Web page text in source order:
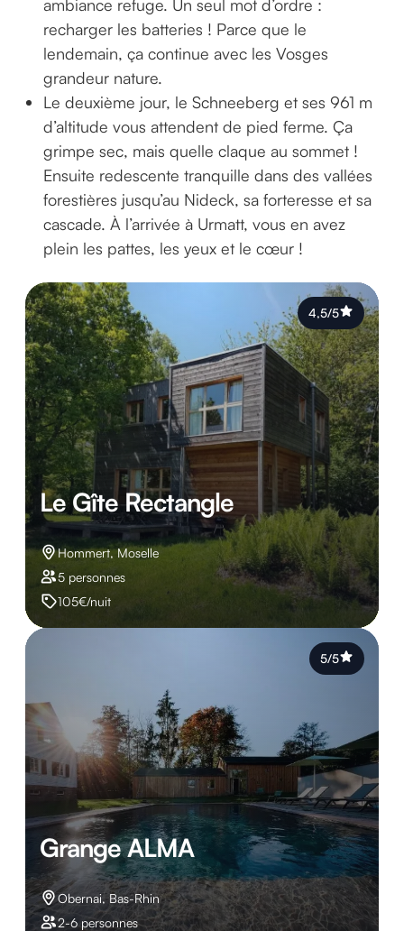
ambiance refuge. Un seul mot d’ordre :
recharger les batteries ! Parce que le
lendemain, ça continue avec les Vosges
grandeur nature.
Le deuxième jour, le Schneeberg et ses 961 m
d’altitude vous attendent de pied ferme. Ça
grimpe sec, mais quelle claque au sommet !
Ensuite redescente tranquille dans des vallées
forestières jusqu’au Nideck, sa forteresse et sa
cascade. À l’arrivée à Urmatt, vous en avez
plein les pattes, les yeux et le cœur !
Le Gîte Rectangle
Hommert, Moselle
5 personnes
105€/nuit
4,5/5
Grange ALMA
Obernai, Bas-Rhin
2-6 personnes
5/5